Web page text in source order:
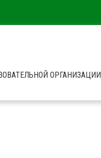
ОРГАНИЗАЦИИ